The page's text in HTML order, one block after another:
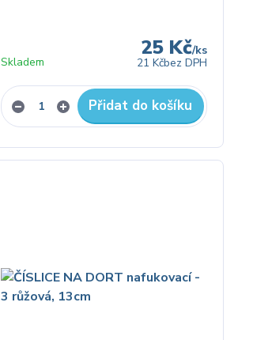
25 Kč/ks
21 Kčbez DPH
Skladem
Přidat do košíku